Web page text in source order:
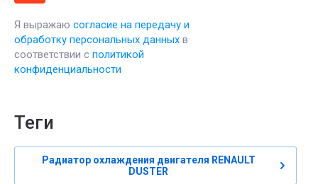
Я выражаю согласие на передачу и
обработку персональных данных в
соответствии с политикой
конфиденциальности
теги
Радиатор охлаждения двигателя RENAULT
DUSTER